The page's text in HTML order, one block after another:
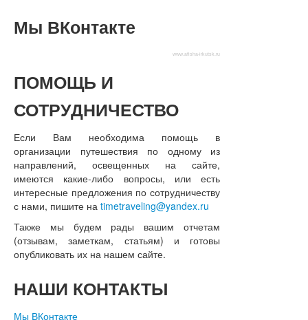
Мы ВКонтакте
www.afisha-irkutsk.ru
ПОМОЩЬ И
СОТРУДНИЧЕСТВО
Если Вам необходима помощь в
организации путешествия по одному из
направлений, освещенных на сайте,
имеются какие-либо вопросы, или есть
интересные предложения по сотрудничеству
с нами, пишите на timetraveling@yandex.ru
Также мы будем рады вашим отчетам
(отзывам, заметкам, статьям) и готовы
опубликовать их на нашем сайте.
НАШИ КОНТАКТЫ
Мы ВКонтакте